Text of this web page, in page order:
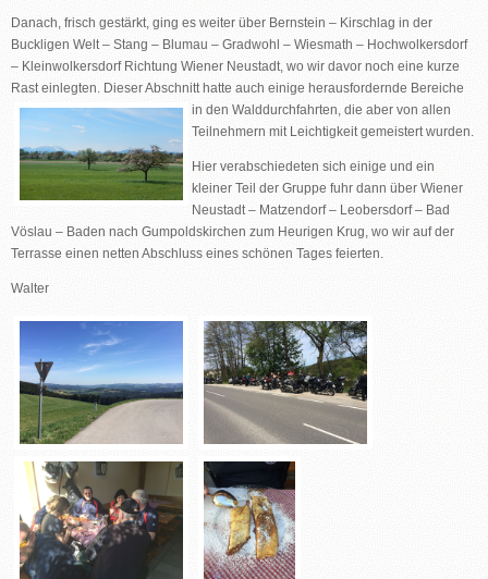
Danach, frisch gestärkt, ging es weiter über Bernstein – Kirschlag in der
Buckligen Welt – Stang – Blumau – Gradwohl – Wiesmath – Hochwolkersdorf
– Kleinwolkersdorf Richtung Wiener Neustadt, wo wir davor noch eine kurze
Rast einlegten. Dieser Abschnitt hatte auch einige herausfordernde Bereiche
in den Walddurchfahrten, die aber von allen
Teilnehmern mit Leichtigkeit gemeistert wurden.
Hier verabschiedeten sich einige und ein
kleiner Teil der Gruppe fuhr dann über Wiener
Neustadt – Matzendorf – Leobersdorf – Bad
Vöslau – Baden nach Gumpoldskirchen zum Heurigen Krug, wo wir auf der
Terrasse einen netten Abschluss eines schönen Tages feierten.
Walter